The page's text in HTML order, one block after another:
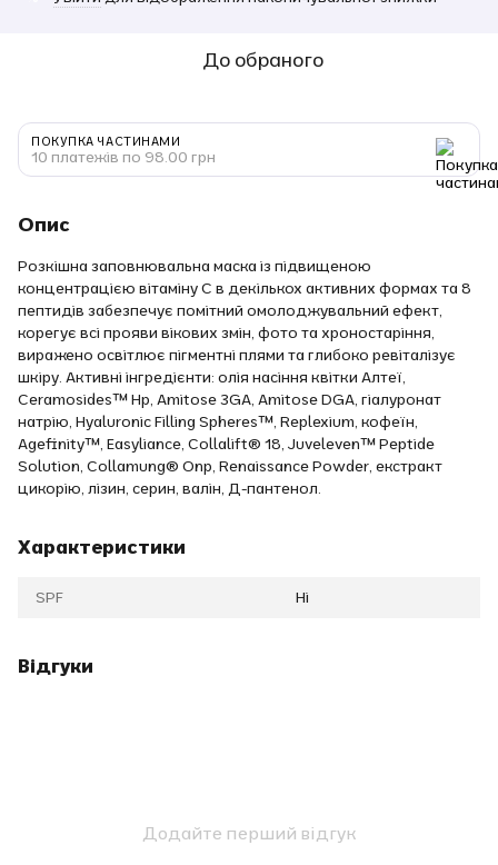
До обраного
ПОКУПКА ЧАСТИНАМИ
10 платежів по 98.00 грн
Опис
Розкішна заповнювальна маска із підвищеною
концентрацією вітаміну С в декількох активних формах та 8
пептидів забезпечує помітний омолоджувальний ефект,
корегує всі прояви вікових змін, фото та хроностаріння,
виражено освітлює пігментні плями та глибоко ревіталізує
шкіру. Активні інгредієнти: олія насіння квітки Алтеї,
Ceramosides™ Hp, Amitose 3GA, Amitose DGA, гіалуронат
натрію, Hyaluronic Filling Spheres™, Replexium, кофеїн,
Agefinity™, Easyliance, Collalift® 18, Juveleven™ Peptide
Solution, Collamung® Onp, Renaissance Powder, екстракт
цикорію, лізин, серин, валін, Д-пантенол.
Характеристики
SPF Ні
Відгуки
Додайте перший відгук